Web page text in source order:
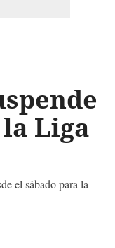
Liga
el sábado para la